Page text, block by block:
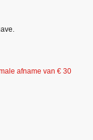
afname van € 30